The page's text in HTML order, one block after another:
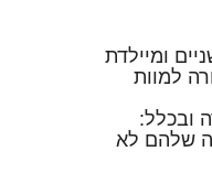
ומיילדת
למוות
ובכלל:
שלהם לא